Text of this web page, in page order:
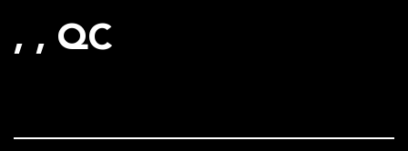
, , QC